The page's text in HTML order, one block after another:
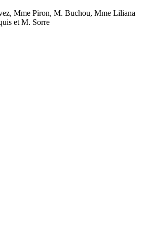
Mme Piron, M. Buchou, Mme Liliana
et M. Sorre